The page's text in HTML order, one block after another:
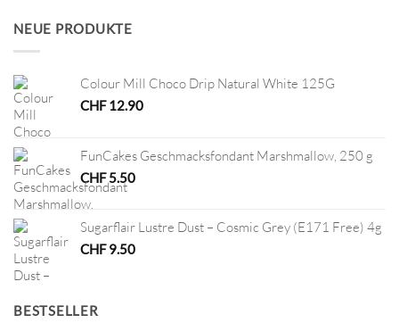
NEUE PRODUKTE
Colour Mill Choco Drip Natural White 125G
CHF12.90
FunCakes Geschmacksfondant Marshmallow, 250 g
CHF5.50
Sugarflair Lustre Dust – Cosmic Grey (E171 Free) 4g
CHF9.50
BESTSELLER